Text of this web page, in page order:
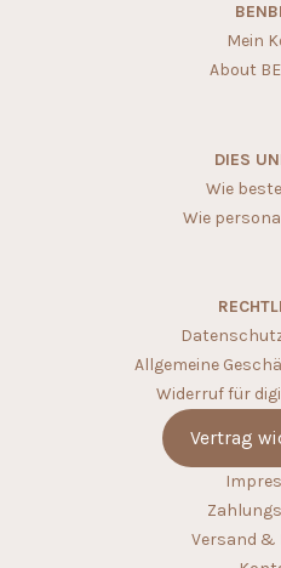
Mein
About
DIES
Wie
Wie
Allgemeine
Widerruf für
Vertrag
Versand &